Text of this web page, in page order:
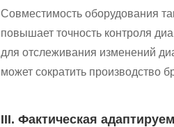
Совместимость оборудования
повышает точность контроля
для отслеживания изменений
может сократить производство
III. Фактическая